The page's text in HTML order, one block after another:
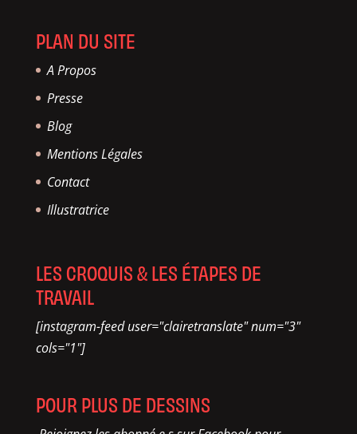
PLAN DU SITE
A Propos
Presse
Blog
Mentions Légales
Contact
Illustratrice
LES CROQUIS & LES ÉTAPES DE
TRAVAIL
[instagram-feed user="clairetranslate" num="3"
cols="1"]
POUR PLUS DE DESSINS